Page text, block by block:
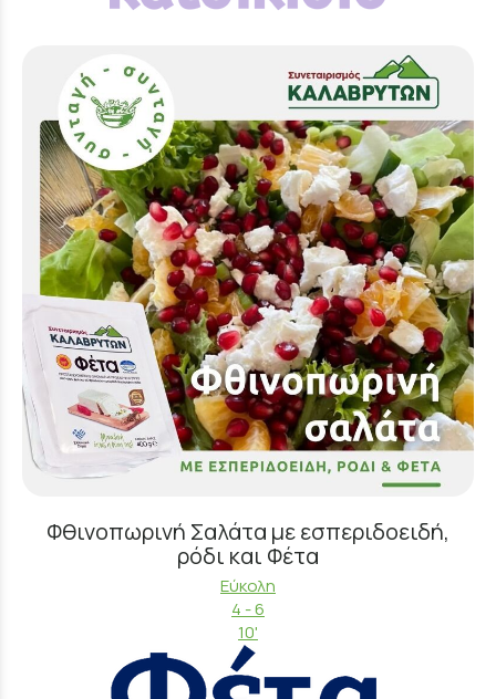
Φθινοπωρινή Σαλάτα με εσπεριδοειδή,
ρόδι και Φέτα
Εύκολη
4 - 6
10'